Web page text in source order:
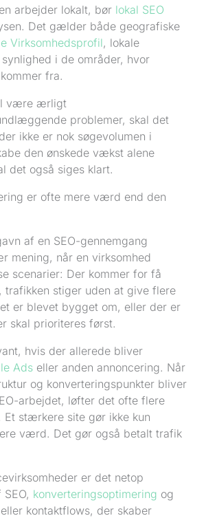
arbejder lokalt, bør lokal SEO
Det gælder både geografiske
Virksomhedsprofil, lokale
i de områder, hvor
fra.
være ærligt
problemer, skal det
ikke er nok søgevolumen i
den ønskede vækst alene
det også siges klart.
er ofte mere værd end den
af en SEO-gennemgang
mening, når en virksomhed
scenarier: Der kommer for få
trafikken stiger uden at give flere
er blevet bygget om, eller der er
skal prioriteres først.
hvis der allerede bliver
Ads eller anden annoncering. Når
og konverteringspunkter bliver
arbejdet, løfter det ofte flere
Et stærkere site gør ikke kun
værd. Det gør også betalt trafik
er det netop
konverteringsoptimering og
kontaktflows, der skaber